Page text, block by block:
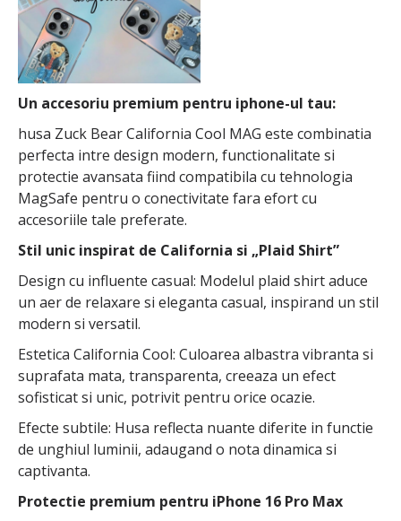
Un accesoriu premium pentru iphone-ul tau:
husa Zuck Bear California Cool MAG este combinatia
perfecta intre design modern, functionalitate si
protectie avansata fiind compatibila cu tehnologia
MagSafe pentru o conectivitate fara efort cu
accesoriile tale preferate.
Stil unic inspirat de California si „Plaid Shirt”
Design cu influente casual: Modelul plaid shirt aduce
un aer de relaxare si eleganta casual, inspirand un stil
modern si versatil.
Estetica California Cool: Culoarea albastra vibranta si
suprafata mata, transparenta, creeaza un efect
sofisticat si unic, potrivit pentru orice ocazie.
Efecte subtile: Husa reflecta nuante diferite in functie
de unghiul luminii, adaugand o nota dinamica si
captivanta.
Protectie premium pentru iPhone 16 Pro Max